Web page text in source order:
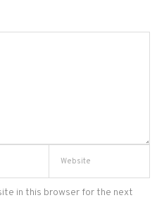
in this browser for the next